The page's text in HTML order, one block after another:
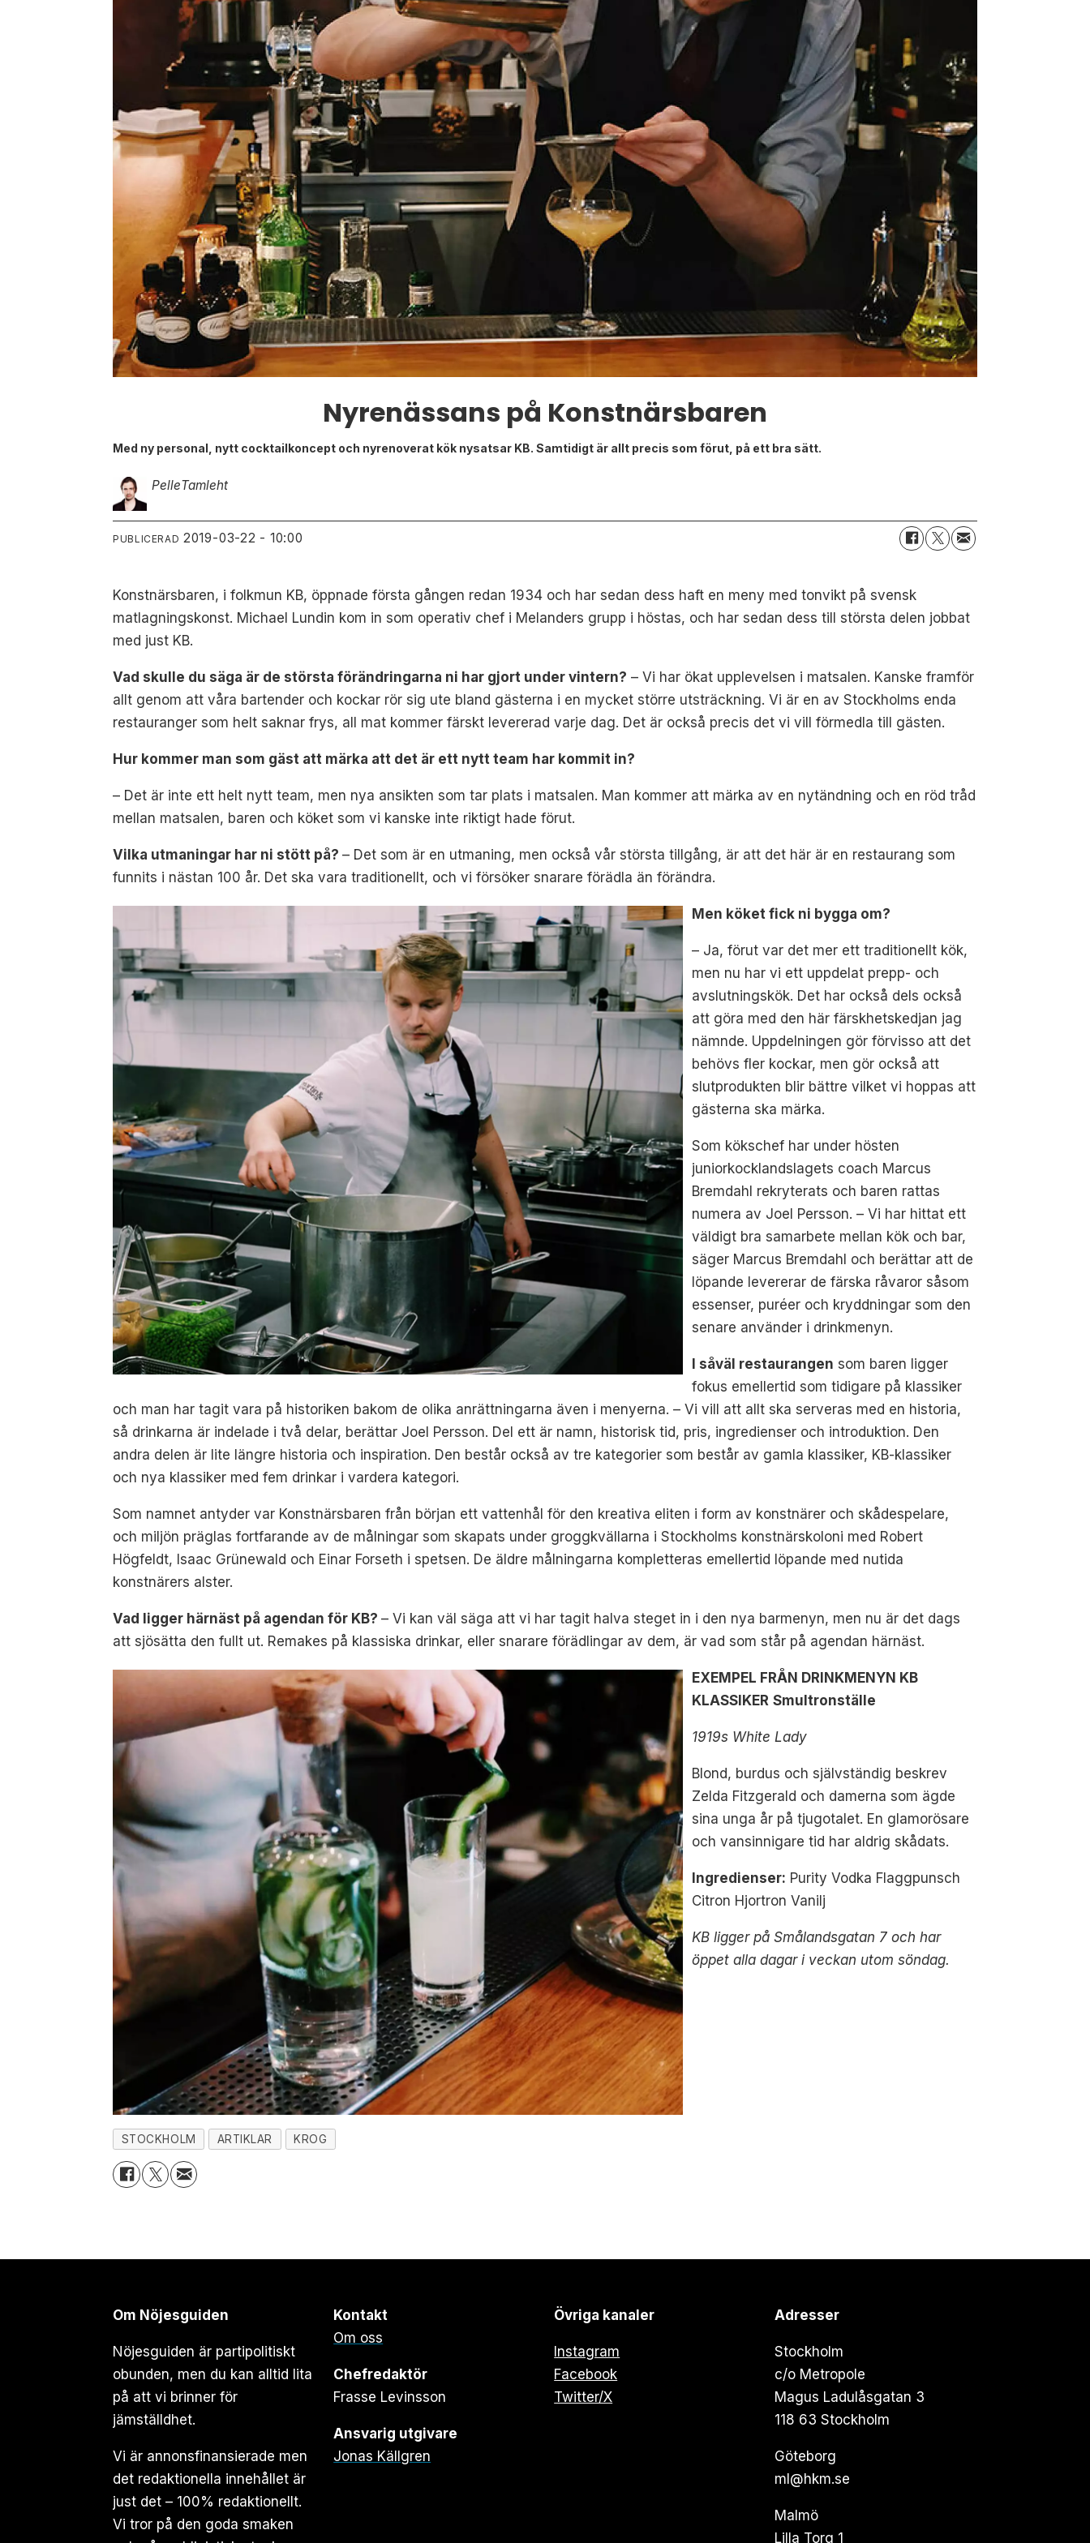
Nyrenässans på Konstnärsbaren
Med ny personal, nytt cocktailkoncept och nyrenoverat kök nysatsar KB. Samtidigt är allt precis som förut, på ett bra sätt.
PelleTamleht
PUBLICERAD 2019-03-22 - 10:00
Konstnärsbaren, i folkmun KB, öppnade första gången redan 1934 och har sedan dess haft en meny med tonvikt på svensk
matlagningskonst. Michael Lundin kom in som operativ chef i Melanders grupp i höstas, och har sedan dess till största delen jobbat
med just KB.
Vad skulle du säga är de största förändringarna ni har gjort under vintern? – Vi har ökat upplevelsen i matsalen. Kanske framför
allt genom att våra bartender och kockar rör sig ute bland gästerna i en mycket större utsträckning. Vi är en av Stockholms enda
restauranger som helt saknar frys, all mat kommer färskt levererad varje dag. Det är också precis det vi vill förmedla till gästen.
Hur kommer man som gäst att märka att det är ett nytt team har kommit in?
– Det är inte ett helt nytt team, men nya ansikten som tar plats i matsalen. Man kommer att märka av en nytändning och en röd tråd
mellan matsalen, baren och köket som vi kanske inte riktigt hade förut.
Vilka utmaningar har ni stött på?– Det som är en utmaning, men också vår största tillgång, är att det här är en restaurang som
funnits i nästan 100 år. Det ska vara traditionellt, och vi försöker snarare förädla än förändra.
Men köket fick ni bygga om?
– Ja, förut var det mer ett traditionellt kök,
men nu har vi ett uppdelat prepp- och
avslutningskök. Det har också dels också
att göra med den här färskhetskedjan jag
nämnde. Uppdelningen gör förvisso att det
behövs fler kockar, men gör också att
slutprodukten blir bättre vilket vi hoppas att
gästerna ska märka.
Som kökschef har under hösten
juniorkocklandslagets coach Marcus
Bremdahl rekryterats och baren rattas
numera av Joel Persson. – Vi har hittat ett
väldigt bra samarbete mellan kök och bar,
säger Marcus Bremdahl och berättar att de
löpande levererar de färska råvaror såsom
essenser, puréer och kryddningar som den
senare använder i drinkmenyn.
I såväl restaurangen som baren ligger
fokus emellertid som tidigare på klassiker
och man har tagit vara på historiken bakom de olika anrättningarna även i menyerna. – Vi vill att allt ska serveras med en historia,
så drinkarna är indelade i två delar, berättar Joel Persson. Del ett är namn, historisk tid, pris, ingredienser och introduktion. Den
andra delen är lite längre historia och inspiration. Den består också av tre kategorier som består av gamla klassiker, KB-klassiker
och nya klassiker med fem drinkar i vardera kategori.
Som namnet antyder var Konstnärsbaren från början ett vattenhål för den kreativa eliten i form av konstnärer och skådespelare,
och miljön präglas fortfarande av de målningar som skapats under groggkvällarna i Stockholms konstnärskoloni med Robert
Högfeldt, Isaac Grünewald och Einar Forseth i spetsen. De äldre målningarna kompletteras emellertid löpande med nutida
konstnärers alster.
Vad ligger härnäst på agendan för KB?– Vi kan väl säga att vi har tagit halva steget in i den nya barmenyn, men nu är det dags
att sjösätta den fullt ut. Remakes på klassiska drinkar, eller snarare förädlingar av dem, är vad som står på agendan härnäst.
EXEMPEL FRÅN DRINKMENYN KB
KLASSIKER Smultronställe
1919s White Lady
Blond, burdus och självständig beskrev
Zelda Fitzgerald och damerna som ägde
sina unga år på tjugotalet. En glamorösare
och vansinnigare tid har aldrig skådats.
Ingredienser: Purity Vodka Flaggpunsch
Citron Hjortron Vanilj
KB ligger på Smålandsgatan 7 och har
öppet alla dagar i veckan utom söndag.
STOCKHOLM ARTIKLAR KROG
Om Nöjesguiden
Nöjesguiden är partipolitiskt
obunden, men du kan alltid lita
på att vi brinner för
jämställdhet.
Vi är annonsfinansierade men
det redaktionella innehållet är
just det – 100% redaktionellt.
Vi tror på den goda smaken
Kontakt
Om oss
Chefredaktör
Frasse Levinsson
Ansvarig utgivare
Jonas Källgren
Övriga kanaler
Instagram
Facebook
Twitter/X
Adresser
Stockholm
c/o Metropole
Magus Ladulåsgatan 3
118 63 Stockholm
Göteborg
ml@hkm.se
Malmö
Lilla Torg 1